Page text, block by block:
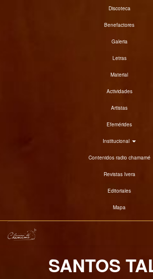
Discoteca
Benefactores
Galeria
Letras
Material
Actividades
Artistas
Efemérides
Institucional
Contenidos radio chamamé
Revistas Ivera
Editoriales
Mapa
SANTOS